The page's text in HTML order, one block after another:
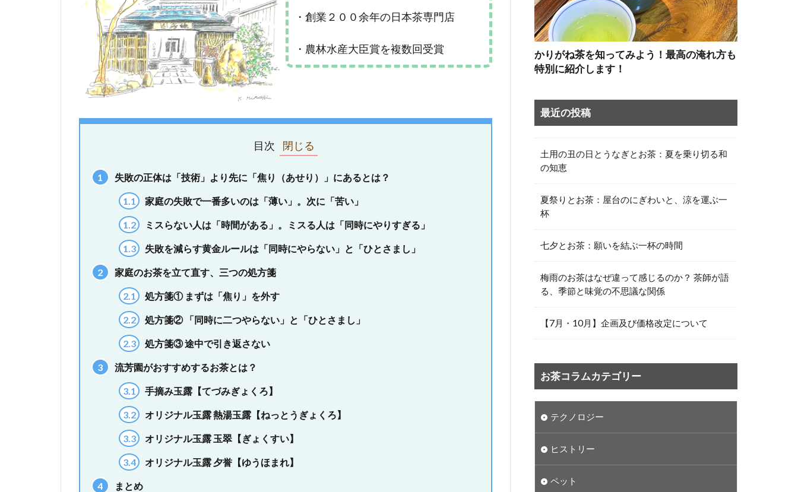
・創業２００余年の日本茶専門店
・農林水産大臣賞を複数回受賞
目次
1 失敗の正体は「技術」より先に「焦り（あせり）」にあるとは？
1.1 家庭の失敗で一番多いのは「薄い」。次に「苦い」
1.2 ミスらない人は「時間がある」。ミスる人は「同時にやりすぎる」
1.3 失敗を減らす黄金ルールは「同時にやらない」と「ひとさまし」
2 家庭のお茶を立て直す、三つの処方箋
2.1 処方箋① まずは「焦り」を外す
2.2 処方箋② 「同時に二つやらない」と「ひとさまし」
2.3 処方箋③ 途中で引き返さない
3 流芳園がおすすめするお茶とは？
3.1 手摘み玉露【てづみぎょくろ】
3.2 オリジナル玉露 熱湯玉露【ねっとうぎょくろ】
3.3 オリジナル玉露 玉翠【ぎょくすい】
3.4 オリジナル玉露 夕誉【ゆうほまれ】
4 まとめ
かりがね茶を知ってみよう！最高の淹れ方も
特別に紹介します！
最近の投稿
土用の丑の日とうなぎとお茶：夏を乗り切る和
の知恵
夏祭りとお茶：屋台のにぎわいと、涼を運ぶ一
杯
七夕とお茶：願いを結ぶ一杯の時間
梅雨のお茶はなぜ違って感じるのか？ 茶師が語
る、季節と味覚の不思議な関係
【7月・10月】企画及び価格改定について
お茶コラムカテゴリー
テクノロジー
ヒストリー
ペット